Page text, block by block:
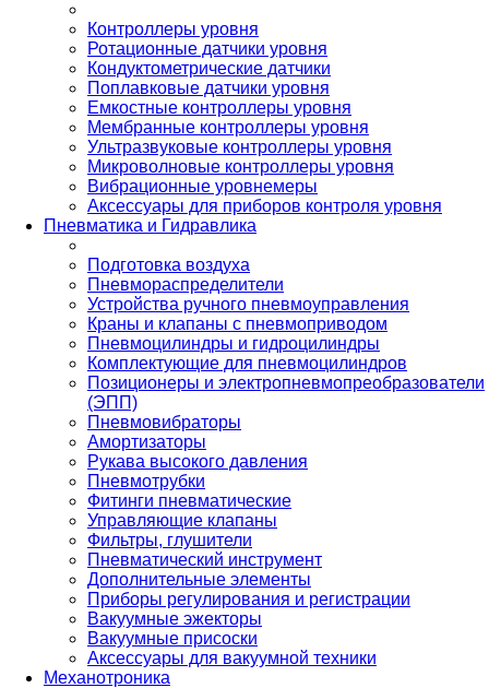
Контроллеры уровня
Ротационные датчики уровня
Кондуктометрические датчики
Поплавковые датчики уровня
Емкостные контроллеры уровня
Мембранные контроллеры уровня
Ультразвуковые контроллеры уровня
Микроволновые контроллеры уровня
Вибрационные уровнемеры
Аксессуары для приборов контроля уровня
Пневматика и Гидравлика
Подготовка воздуха
Пневмораспределители
Устройства ручного пневмоуправления
Краны и клапаны с пневмоприводом
Пневмоцилиндры и гидроцилиндры
Комплектующие для пневмоцилиндров
Позиционеры и электропневмопреобразователи
(ЭПП)
Пневмовибраторы
Амортизаторы
Рукава высокого давления
Пневмотрубки
Фитинги пневматические
Управляющие клапаны
Фильтры, глушители
Пневматический инструмент
Дополнительные элементы
Приборы регулирования и регистрации
Вакуумные эжекторы
Вакуумные присоски
Аксессуары для вакуумной техники
Механотроника